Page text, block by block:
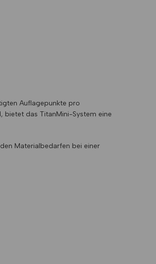
Auflagepunkte pro
bietet das TitanMini-System eine
Materialbedarfen bei einer